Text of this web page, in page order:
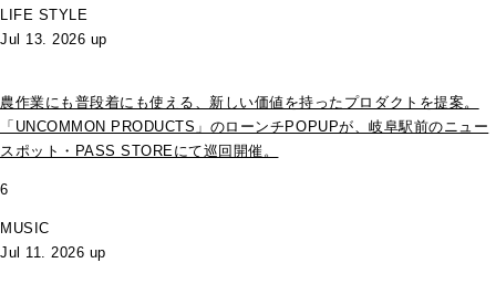
LIFE STYLE
Jul 13. 2026 up
農作業にも普段着にも使える、新しい価値を持ったプロダクトを提案。
「UNCOMMON PRODUCTS」のローンチPOPUPが、岐阜駅前のニュー
スポット・PASS STOREにて巡回開催。
6
MUSIC
Jul 11. 2026 up